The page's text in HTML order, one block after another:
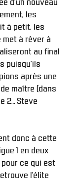
les
à petit, les
à rêver à
au final
puisqu’ils
après une
maître (dans
2… Steve
donc à cette
1 en deux
ce qui est
l’élite